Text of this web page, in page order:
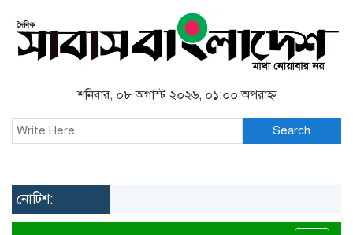
শনিবার, ০৮ অগাস্ট ২০২৬, ০১:০০ অপরাহ্ন
Search
নোটিশ: